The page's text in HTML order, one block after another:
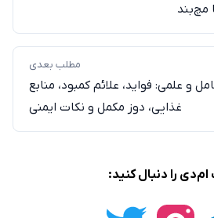
مچ‌بند
مطلب بعدی
و علمی: فواید، علائم کمبود، منابع
غذایی، دوز مکمل و نکات ایمنی
ام‌دی را دنبال کنید: